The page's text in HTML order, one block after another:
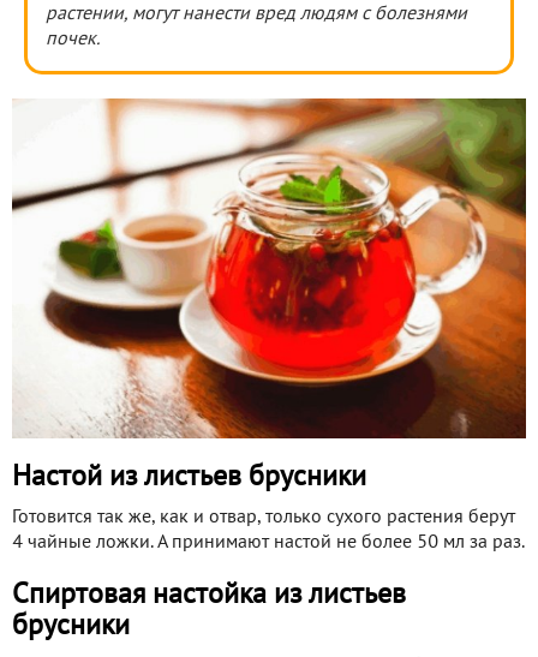
растении, могут нанести вред людям с болезнями
почек.
Настой из листьев брусники
Готовится так же, как и отвар, только сухого растения берут
4 чайные ложки. А принимают настой не более 50 мл за раз.
Спиртовая настойка из листьев
брусники